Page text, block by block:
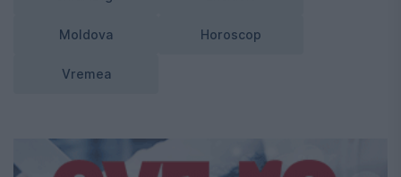
Moldova Horoscop
Vremea